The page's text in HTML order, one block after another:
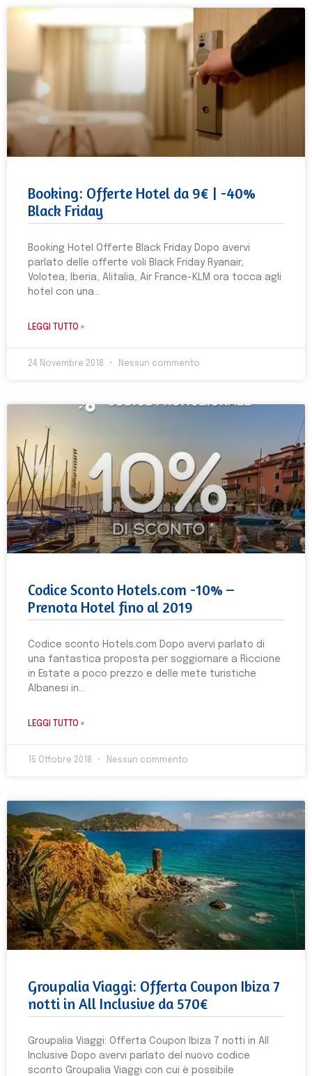
Booking: Offerte Hotel da 9€ | -40%
Black Friday
Booking Hotel Offerte Black Friday Dopo avervi
parlato delle offerte voli Black Friday Ryanair,
Volotea, Iberia, Alitalia, Air France-KLM ora tocca agli
hotel con una
LEGGI TUTTO »
24 Novembre 2018 Nessun commento
Codice Sconto Hotels.com -10% –
Prenota Hotel fino al 2019
Codice sconto Hotels.com Dopo avervi parlato di
una fantastica proposta per soggiornare a Riccione
in Estate a poco prezzo e delle mete turistiche
Albanesi in
LEGGI TUTTO »
15 Ottobre 2018 Nessun commento
Groupalia Viaggi: Offerta Coupon Ibiza 7
notti in All Inclusive da 570€
Groupalia Viaggi: Offerta Coupon Ibiza 7 notti in All
Inclusive Dopo avervi parlato del nuovo codice
sconto Groupalia Viaggi con cui è possibile